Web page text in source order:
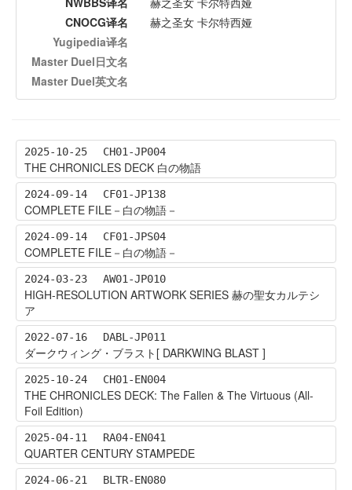
CNOCG译名
赫之圣女 卡尔特西娅
Yugipedia译名
Master Duel日文名
Master Duel英文名
2025-10-25 CH01-JP004
THE CHRONICLES DECK 白の物語
2024-09-14 CF01-JP138
COMPLETE FILE－白の物語－
2024-09-14 CF01-JPS04
COMPLETE FILE－白の物語－
2024-03-23 AW01-JP010
HIGH-RESOLUTION ARTWORK SERIES 赫の聖女カルテシ
ア
2022-07-16 DABL-JP011
ダークウィング・ブラスト[ DARKWING BLAST ]
2025-10-24 CH01-EN004
THE CHRONICLES DECK: The Fallen & The Virtuous (All-
Foil Edition)
2025-04-11 RA04-EN041
QUARTER CENTURY STAMPEDE
2024-06-21 BLTR-EN080